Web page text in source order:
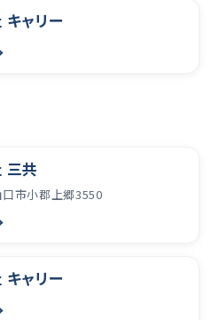
ャリー
三共
市小郡上郷3550
ャリー